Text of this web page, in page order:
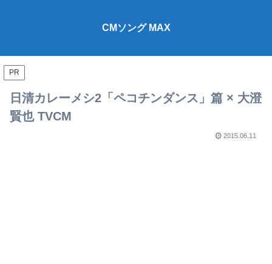
CMソング MAX
PR
日清カレーメシ2「ペコチンダンス」篇 × 大澄
賢也 TVCM
2015.06.11